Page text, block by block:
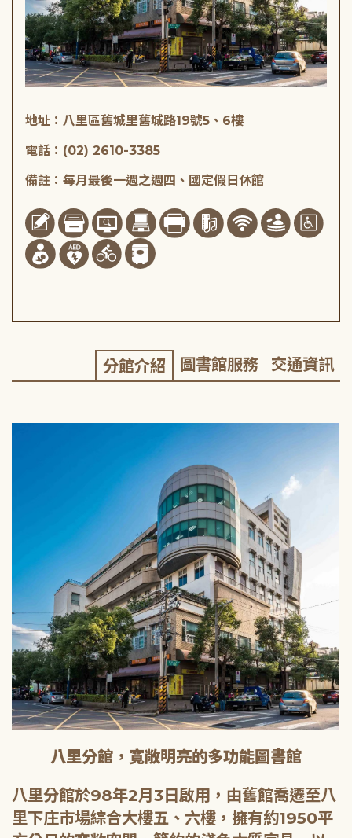
地址：八里區舊城里舊城路19號5、6樓
電話：(02) 2610-3385
備註：每月最後一週之週四、國定假日休館
分館介紹 圖書館服務 交通資訊
八里分館，寬敞明亮的多功能圖書館
八里分館於98年2月3日啟用，由舊館喬遷至八
里下庄市場綜合大樓五、六樓，擁有約1950平